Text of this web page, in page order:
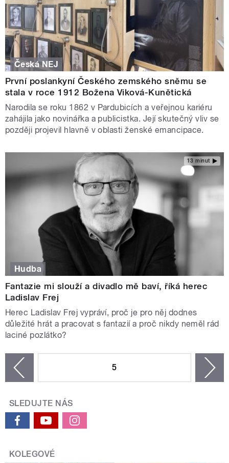
Česká NEJ
První poslankyní Českého zemského sněmu se
stala v roce 1912 Božena Viková-Kunětická
Narodila se roku 1862 v Pardubicích a veřejnou kariéru
zahájila jako novinářka a publicistka. Její skutečný vliv se
později projevil hlavně v oblasti ženské emancipace.
13 minut
Hudba
Fantazie mi slouží a divadlo mě baví, říká herec
Ladislav Frej
Herec Ladislav Frej vypráví, proč je pro něj dodnes
důležité hrát a pracovat s fantazií a proč nikdy neměl rád
laciné pozlátko?
5
SLEDUJTE NÁS
KOLEGOVÉ